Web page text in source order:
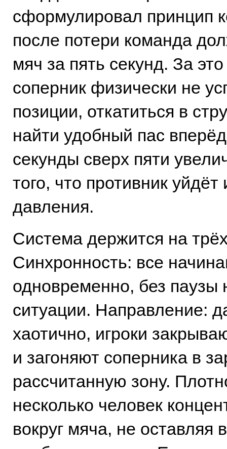
сформулировал принцип
после потери команда
мяч за пять секунд. За
соперник физически не
позиции, откатиться в
найти удобный пас
секунды сверх пяти
того, что противник уйдёт
давления.
Система держится на
Синхронность: все
одновременно, без паузы
ситуации. Направление:
хаотично, игроки
и загоняют соперника в
рассчитанную зону.
несколько человек
вокруг мяча, не оставляя